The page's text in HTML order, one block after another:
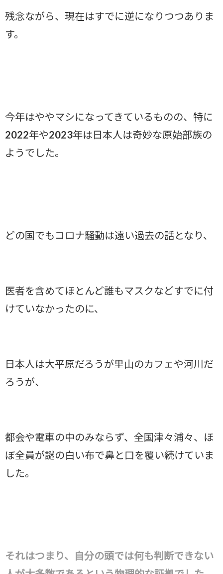
残念ながら、現在はすでに逆になりつつありま
す。
今年はややマシになってきているものの、特に
2022年や2023年は日本人は奇妙な原始部族の
ようでした。
どの国でもコロナ騒動は遠い過去の話となり、
医者を含めてほとんど誰もマスクなどすでに付
けていなかったのに、
日本人は大平原だろうが里山のカフェや河川だ
ろうが、
都会や電車の中のみならず、全国津々浦々、ほ
ぼ全員が謎の白い布で鼻と口を覆い続けていま
した。
それはつまり、自分の頭では何も判断できない